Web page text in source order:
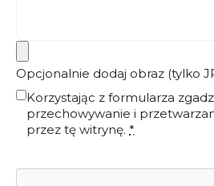
Opcjonalnie dodaj obraz (tylko
Korzystając z formularza
przechowywanie i
przez tę witrynę. *